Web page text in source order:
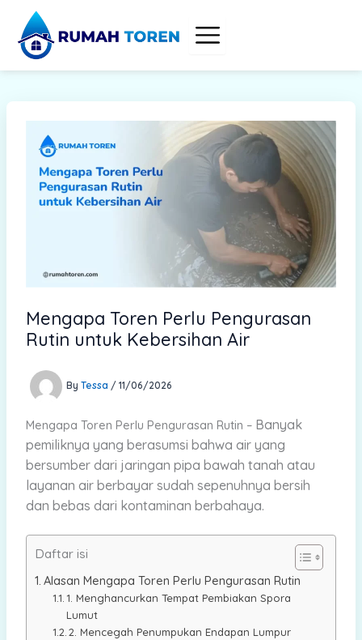
content
Mengapa Toren Perlu Pengurasan
Rutin untuk Kebersihan Air
By Tessa / 11/06/2026
Mengapa Toren Perlu Pengurasan Rutin – Banyak
pemiliknya yang berasumsi bahwa air yang
bersumber dari jaringan pipa bawah tanah atau
layanan air berbayar sudah sepenuhnya bersih
dan bebas dari kontaminan berbahaya.
Daftar isi
Alasan Mengapa Toren Perlu Pengurasan Rutin
1. Menghancurkan Tempat Pembiakan Spora
Lumut
2. Mencegah Penumpukan Endapan Lumpur
e
a
r
c